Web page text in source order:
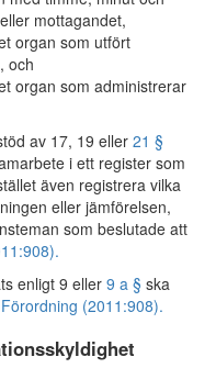
mottagandet,
organ som utfört
och
organ som administrerar
av 17, 19 eller21 §
i ett register som
även registrera vilka
eller jämförelsen,
som beslutade att
enligt 9 eller 9 a § ska
Förordning (2011:908).